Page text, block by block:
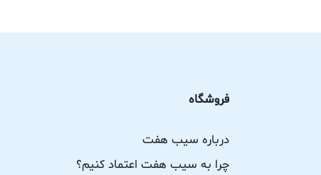
فروشگاه
درباره سیب هفت
چرا به سیب هفت اعتماد کنیم؟